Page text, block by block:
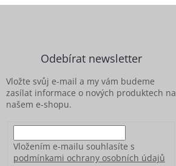
Odebírat newsletter
Vložte svůj e-mail a my vám budeme
zasílat informace o nových produktech na
našem e-shopu.
Vložením e-mailu souhlasíte s
podmínkami ochrany osobních údajů